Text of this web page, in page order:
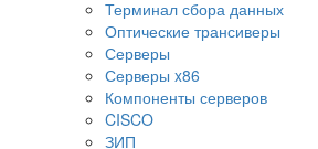
Терминал сбора данных
Оптические трансиверы
Серверы
Серверы x86
Компоненты серверов
CISCO
ЗИП